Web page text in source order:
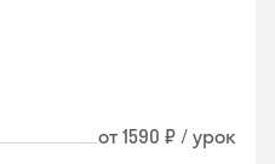
от 1590 ₽ / урок